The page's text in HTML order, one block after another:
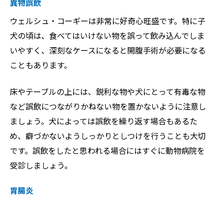
ウェルシュ・コーギーは非常に好奇心旺盛です。特に子
犬の頃は、食べてはいけない物を誤って飲み込んでしま
いやすく、深刻なケースになると開腹手術が必要になる
こともあります。
床やテーブルの上には、鋭利な物や犬にとって有毒な物
など誤飲につながりかねない物を置かないように注意し
ましょう。犬によっては誤飲を繰り返す場合もあるた
め、癖づかないようしっかりとしつけを行うことも大切
です。誤飲をしたと思われる場合にはすぐに動物病院を
受診しましょう。
胃腸炎